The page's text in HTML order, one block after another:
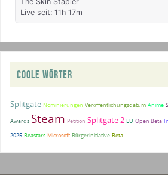
COOLE WÖRTER
Splitgate Nominierungen Veröffentlichungsdatum Anime
Awards Steam Petition Splitgate 2 EU Open Beta
2025 Beastars Microsoft Bürgerinitiative Beta